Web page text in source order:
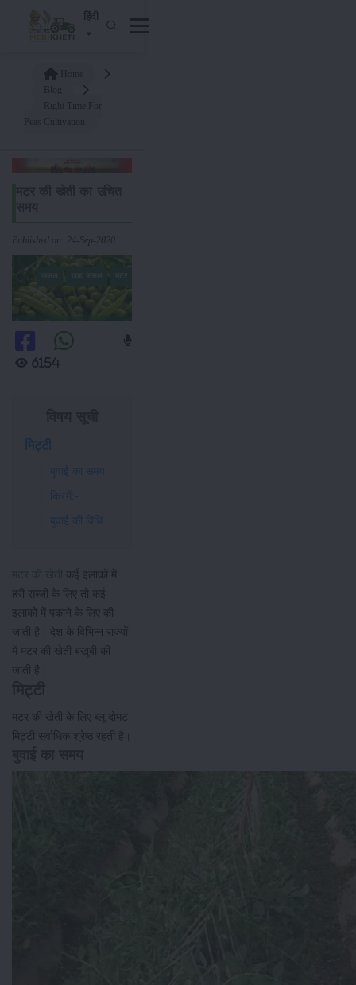
हिंदी
Published on: 24-Sep-2020
6154
मिट्टी
बुवाई का समय
किस्में:-
बुवाई की विधि
मटर की खेती
कई इलाकों में
हरी सब्जी के लिए तो कई
इलाकों में पकाने के लिए की
जाती है। देश के विभिन्न राज्यों
में मटर की खेती बखूबी की
जाती है।
मटर की खेती के लिए ब्लू दोमट
मिट्टी सर्वाधिक श्रेष्ठ रहती है।